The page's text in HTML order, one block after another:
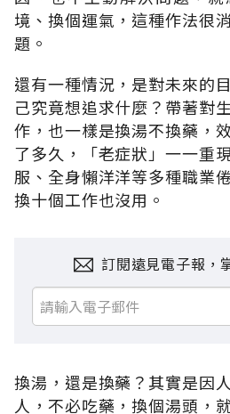
境、換個運氣，這種作法很
題。
還有一種情況，是對未來的
己究竟想追求什麼？帶著對
作，也一樣是換湯不換藥，
了多久，「老症狀」一一重
服、全身懶洋洋等多種職業
換十個工作也沒用。
訂閱遠見電子報，
換湯，還是換藥？其實是因
人，不必吃藥，換個湯頭，